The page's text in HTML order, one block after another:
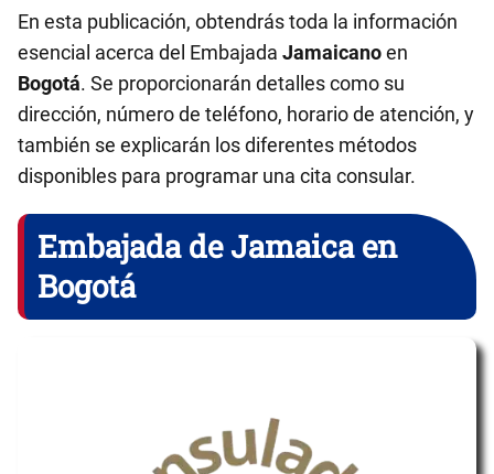
En esta publicación, obtendrás toda la información
esencial acerca del Embajada Jamaicanoen
Bogotá. Se proporcionarán detalles como su
dirección, número de teléfono, horario de atención, y
también se explicarán los diferentes métodos
disponibles para programar una cita consular.
Embajada de Jamaica en
Bogotá